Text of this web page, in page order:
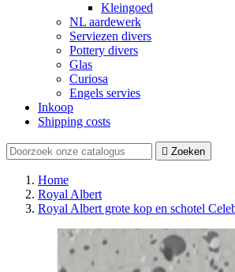
Kleingoed
NL aardewerk
Serviezen divers
Pottery divers
Glas
Curiosa
Engels servies
Inkoop
Shipping costs
 Zoeken
Home
Royal Albert
Royal Albert grote kop en schotel